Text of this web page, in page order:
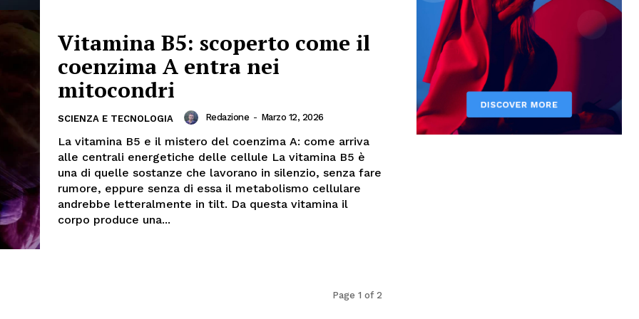
Vitamina B5: scoperto come il
coenzima A entra nei
mitocondri
SCIENZA E TECNOLOGIA Redazione - Marzo 12, 2026
La vitamina B5 e il mistero del coenzima A: come arriva
alle centrali energetiche delle cellule La vitamina B5 è
una di quelle sostanze che lavorano in silenzio, senza fare
rumore, eppure senza di essa il metabolismo cellulare
andrebbe letteralmente in tilt. Da questa vitamina il
corpo produce una...
Page 1 of 2